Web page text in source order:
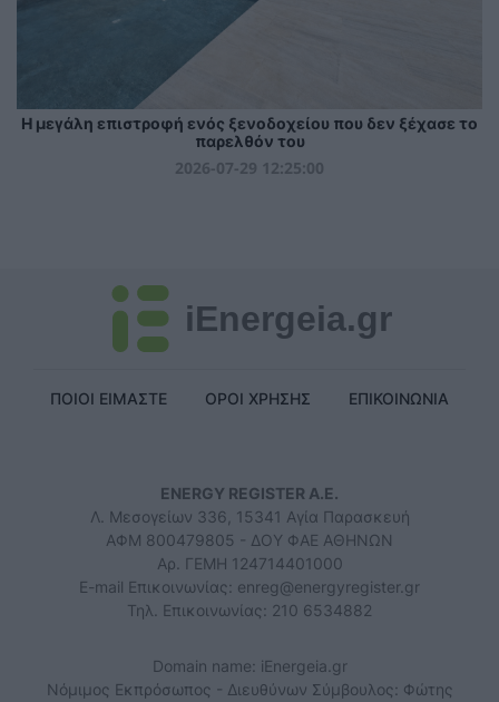
Η μεγάλη επιστροφή ενός ξενοδοχείου που δεν ξέχασε το
παρελθόν του
2026-07-29 12:25:00
iEnergeia.gr
ΠΟΙΟΙ ΕΙΜΑΣΤΕ ΟΡΟΙ ΧΡΗΣΗΣ ΕΠΙΚΟΙΝΩΝΙΑ
ENERGY REGISTER Α.Ε.
Λ. Μεσογείων 336, 15341 Αγία Παρασκευή
ΑΦΜ 800479805 - ΔΟΥ ΦΑΕ ΑΘΗΝΩΝ
Αρ. ΓΕΜΗ 124714401000
E-mail Επικοινωνίας: enreg@energyregister.gr
Τηλ. Επικοινωνίας: 210 6534882
Domain name: iEnergeia.gr
Νόμιμος Εκπρόσωπος - Διευθύνων Σύμβουλος: Φώτης